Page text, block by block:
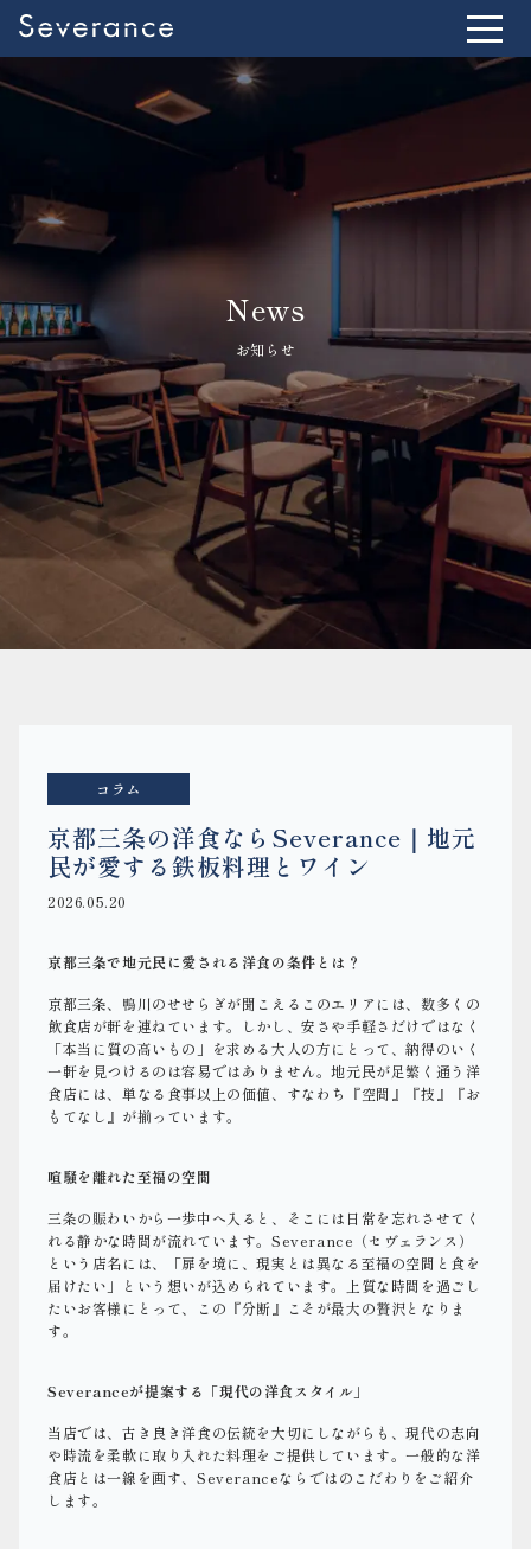
News
お知らせ
コラム
京都三条の洋食ならSeverance｜地元
民が愛する鉄板料理とワイン
2026.05.20
京都三条で地元民に愛される洋食の条件とは？
京都三条、鴨川のせせらぎが聞こえるこのエリアには、数多くの
飲食店が軒を連ねています。しかし、安さや手軽さだけではなく
「本当に質の高いもの」を求める大人の方にとって、納得のいく
一軒を見つけるのは容易ではありません。地元民が足繁く通う洋
食店には、単なる食事以上の価値、すなわち『空間』『技』『お
もてなし』が揃っています。
喧騒を離れた至福の空間
三条の賑わいから一歩中へ入ると、そこには日常を忘れさせてく
れる静かな時間が流れています。Severance（セヴェランス）
という店名には、「扉を境に、現実とは異なる至福の空間と食を
届けたい」という想いが込められています。上質な時間を過ごし
たいお客様にとって、この『分断』こそが最大の贅沢となりま
す。
Severanceが提案する「現代の洋食スタイル」
当店では、古き良き洋食の伝統を大切にしながらも、現代の志向
や時流を柔軟に取り入れた料理をご提供しています。一般的な洋
食店とは一線を画す、Severanceならではのこだわりをご紹介
します。